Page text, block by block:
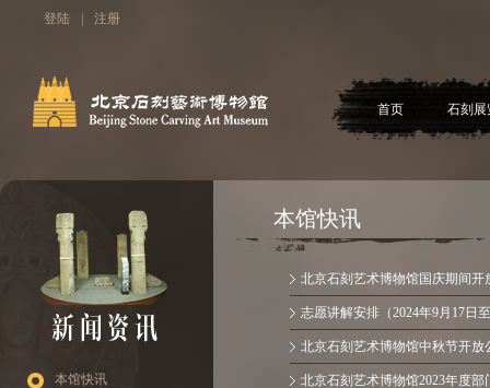
登陆 注册
首页 石刻展
本馆快讯
本馆快讯
北京石刻艺术博物馆国庆期间开
志愿讲解安排（2024年9月17日
北京石刻艺术博物馆中秋节开放
北京石刻艺术博物馆2023年度部